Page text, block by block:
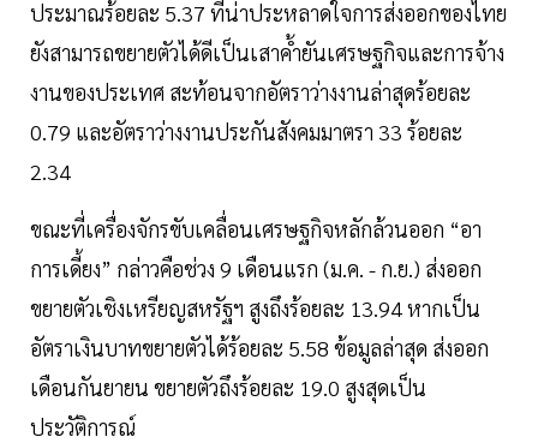
ประมาณร้อยละ 5.37 ที่น่าประหลาดใจการส่งออกของไทย
ยังสามารถขยายตัวได้ดีเป็นเสาค้ำยันเศรษฐกิจและการจ้าง
งานของประเทศ สะท้อนจากอัตราว่างงานล่าสุดร้อยละ
0.79 และอัตราว่างงานประกันสังคมมาตรา 33 ร้อยละ
2.34
ขณะที่เครื่องจักรขับเคลื่อนเศรษฐกิจหลักล้วนออก “อา
การเดี้ยง” กล่าวคือช่วง 9 เดือนแรก (ม.ค. - ก.ย.) ส่งออก
ขยายตัวเชิงเหรียญสหรัฐฯ สูงถึงร้อยละ 13.94 หากเป็น
อัตราเงินบาทขยายตัวได้ร้อยละ 5.58 ข้อมูลล่าสุด ส่งออก
เดือนกันยายน ขยายตัวถึงร้อยละ 19.0 สูงสุดเป็น
ประวัติการณ์